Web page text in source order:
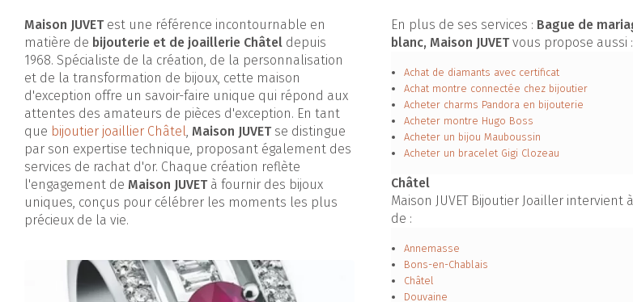
Maison JUVETest une référence incontournable en
matière de bijouterie et de joaillerie Châtel depuis
1968. Spécialiste de la création, de la personnalisation
et de la transformation de bijoux, cette maison
d'exception offre un savoir-faire unique qui répond aux
attentes des amateurs de pièces d'exception. En tant
que bijoutier joaillier Châtel, Maison JUVETse distingue
par son expertise technique, proposant également des
services de rachat d'or. Chaque création reflète
l'engagement de Maison JUVETà fournir des bijoux
uniques, conçus pour célébrer les moments les plus
précieux de la vie.
En plus de ses services : Bague de
blanc, Maison JUVETvous propose aussi :
Achat de diamants avec certificat
Achat montre connectée chez bijoutier
Acheter charms Pandora en bijouterie
Acheter montre Hugo Boss
Acheter un bijou Mauboussin
Acheter un bracelet Gigi Clozeau
Châtel
Maison JUVET Bijoutier Joailler intervient
de :
Annemasse
Bons-en-Chablais
Châtel
Douvaine